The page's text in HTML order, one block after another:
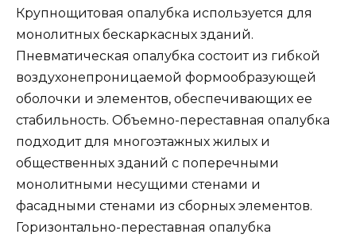
Крупнощитовая опалубка используется для
монолитных бескаркасных зданий.
Пневматическая опалубка состоит из гибкой
воздухонепроницаемой формообразующей
оболочки и элементов, обеспечивающих ее
стабильность. Объемно-переставная опалубка
подходит для многоэтажных жилых и
общественных зданий с поперечными
монолитными несущими стенами и
фасадными стенами из сборных элементов.
Горизонтально-переставная опалубка